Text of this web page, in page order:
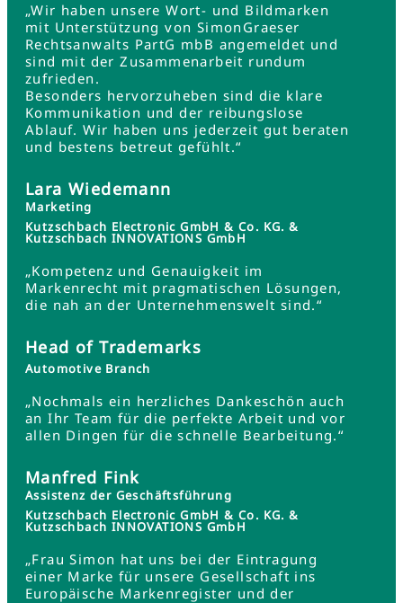
„Wir haben unsere Wort- und Bildmarken
mit Unterstützung von SimonGraeser
Rechtsanwalts PartG mbB angemeldet und
sind mit der Zusammenarbeit rundum
zufrieden.
Besonders hervorzuheben sind die klare
Kommunikation und der reibungslose
Ablauf. Wir haben uns jederzeit gut beraten
und bestens betreut gefühlt.“
Lara Wiedemann
Marketing
Kutzschbach Electronic GmbH & Co. KG. &
Kutzschbach INNOVATIONS GmbH
„Kompetenz und Genauigkeit im
Markenrecht mit pragmatischen Lösungen,
die nah an der Unternehmenswelt sind.“
Head of Trademarks
Automotive Branch
„Nochmals ein herzliches Dankeschön auch
an Ihr Team für die perfekte Arbeit und vor
allen Dingen für die schnelle Bearbeitung.“
Manfred Fink
Assistenz der Geschäftsführung
Kutzschbach Electronic GmbH & Co. KG. &
Kutzschbach INNOVATIONS GmbH
„Frau Simon hat uns bei der Eintragung
einer Marke für unsere Gesellschaft ins
Europäische Markenregister und der